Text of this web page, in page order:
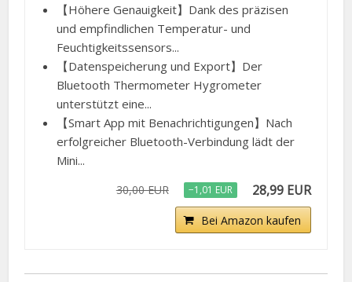
【Höhere Genauigkeit】Dank des präzisen
und empfindlichen Temperatur- und
Feuchtigkeitssensors...
【Datenspeicherung und Export】Der
Bluetooth Thermometer Hygrometer
unterstützt eine...
【Smart App mit Benachrichtigungen】Nach
erfolgreicher Bluetooth-Verbindung lädt der
Mini...
30,00 EUR −1,01 EUR 28,99 EUR
Bei Amazon kaufen